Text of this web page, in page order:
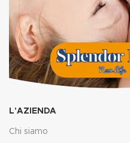
L'AZIENDA
Chi siamo